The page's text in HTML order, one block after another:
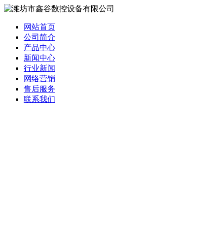
网站首页
公司简介
产品中心
新闻中心
行业新闻
网络营销
售后服务
联系我们